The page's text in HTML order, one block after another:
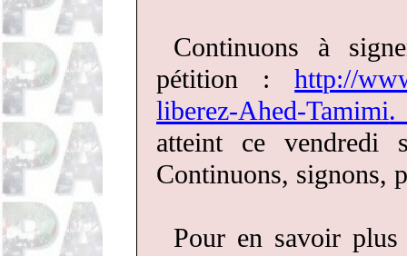
Continuons à
pétition :http://
liberez-Ahed-Tamimi
atteint ce vendredi
Continuons, signons,
Pour en savoir